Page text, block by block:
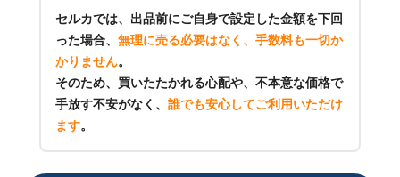
セルカでは、出品前にご自身で設定した金額を下回
った場合、 無理に売る必要はなく、手数料も一切か
かりません。
そのため、買いたたかれる心配や、不本意な価格で
手放す不安がなく、 誰でも安心してご利用いただけ
ます。